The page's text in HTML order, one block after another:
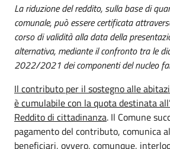
La riduzione del reddito, sulla base di
comunale, può essere certificata
corso di validità alla data della
alternativa, mediante il confronto tra le
2022/2021 dei componenti del nucleo
Il contributo per il sostegno alle
è cumulabile con la quota destinata
Reddito di cittadinanza. Il Comune
pagamento del contributo, comunica
beneficiari, ovvero, comunque,